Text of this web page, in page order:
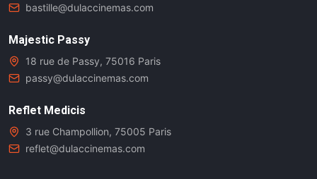
bastille@dulaccinemas.com
Majestic Passy
18 rue de Passy, 75016 Paris
passy@dulaccinemas.com
Reflet Medicis
3 rue Champollion, 75005 Paris
reflet@dulaccinemas.com